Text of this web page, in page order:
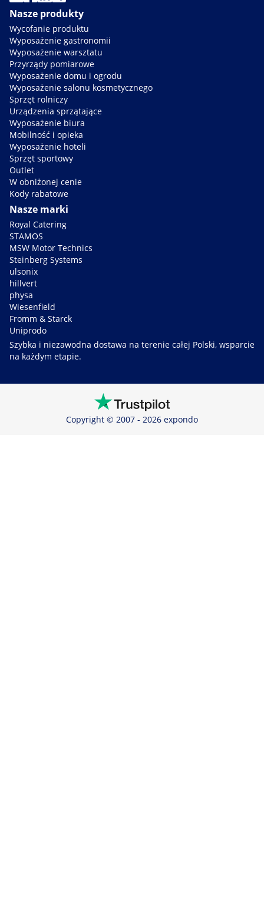
Nasze produkty
Wycofanie produktu
Wyposażenie gastronomii
Wyposażenie warsztatu
Przyrządy pomiarowe
Wyposażenie domu i ogrodu
Wyposażenie salonu kosmetycznego
Sprzęt rolniczy
Urządzenia sprzątające
Wyposażenie biura
Mobilność i opieka
Wyposażenie hoteli
Sprzęt sportowy
Outlet
W obniżonej cenie
Kody rabatowe
Nasze marki
Royal Catering
STAMOS
MSW Motor Technics
Steinberg Systems
ulsonix
hillvert
physa
Wiesenfield
Fromm & Starck
Uniprodo
Szybka i niezawodna dostawa na terenie całej Polski, wsparcie
na każdym etapie.
Copyright © 2007 - 2026 expondo